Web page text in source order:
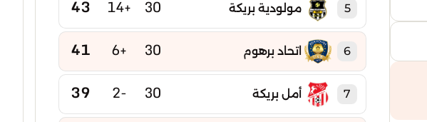
5 مولودية بريكة 30
+14
43
6 اتحاد برهوم 30
+6
41
7 أمل بريكة 30
-2
39